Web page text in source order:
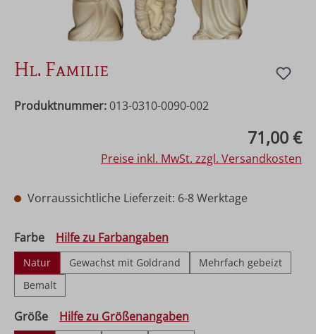
Hl. Familie
Produktnummer: 013-0310-0090-002
71,00 €
Preise inkl. MwSt. zzgl. Versandkosten
Vorraussichtliche Lieferzeit: 6-8 Werktage
Farbeauswählen
Hilfe zu Farbangaben
Natur Gewachst mit Goldrand
Mehrfach gebeizt
Bemalt
Größeauswählen
Hilfe zu Größenangaben